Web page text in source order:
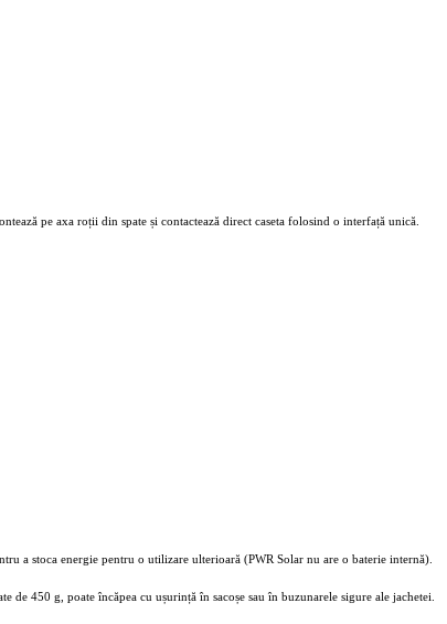
pe axa roții din spate și contactează direct caseta folosind o interfață unică.
a stoca energie pentru o utilizare ulterioară (PWR Solar nu are o baterie internă).
450 g, poate încăpea cu ușurință în sacoșe sau în buzunarele sigure ale jachetei.